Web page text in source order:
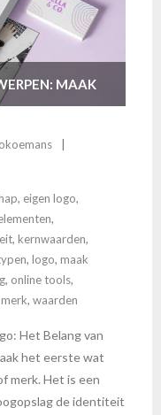
MAAK
, eigen logo,
,
, kernwaarden,
, logo, maak
, online tools,
, waarden
Het Belang van
het eerste wat
merk. Het is een
de identiteit